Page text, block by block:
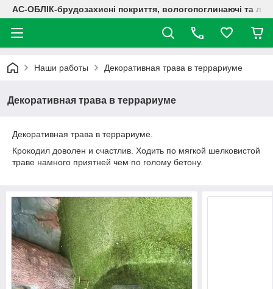
АС-ОБЛІК-брудозахисні покриття, вологопоглинаючі та
Наши работы Декоративная трава в террариуме
Декоративная трава в террариуме
Декоративная трава в террариуме.
Крокодил доволен и счастлив. Ходить по мягкой шелковистой
траве намного приятней чем по голому бетону.